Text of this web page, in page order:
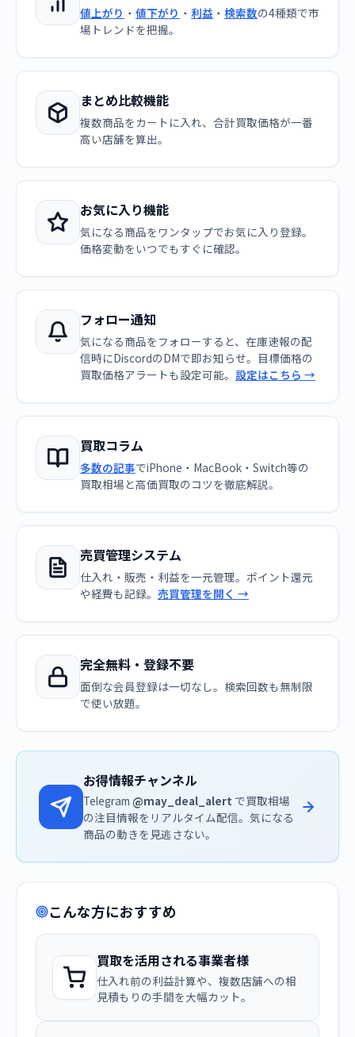
値上がり ・ 値下がり ・ 利益 ・ 検索数の4種類で市
場トレンドを把握。
まとめ比較機能
複数商品をカートに入れ、合計買取価格が一番
高い店舗を算出。
お気に入り機能
気になる商品をワンタップでお気に入り登録。
価格変動をいつでもすぐに確認。
フォロー通知
気になる商品をフォローすると、在庫速報の配
信時にDiscordのDMで即お知らせ。目標価格の
買取価格アラートも設定可能。 設定はこちら →
買取コラム
多数の記事でiPhone・MacBook・Switch等の
買取相場と高価買取のコツを徹底解説。
売買管理システム
仕入れ・販売・利益を一元管理。ポイント還元
や経費も記録。 売買管理を開く →
完全無料・登録不要
面倒な会員登録は一切なし。検索回数も無制限
で使い放題。
お得情報チャンネル
Telegram @may_deal_alert で買取相場
の注目情報をリアルタイム配信。気になる
商品の動きを見逃さない。
こんな方におすすめ
買取を活用される事業者様
仕入れ前の利益計算や、複数店舗への相
見積もりの手間を大幅カット。